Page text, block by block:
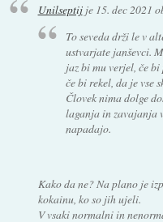
Unilseptijje 15. dec 2021
To seveda drži le v
ustvarjate janševci.
jaz bi mu verjel, če
če bi rekel, da je vse
Človek nima dolge
laganja in zavajanja
napadajo.
Kako da ne? Na plano je
kokainu, ko so jih ujeli.
V vsaki normalni in